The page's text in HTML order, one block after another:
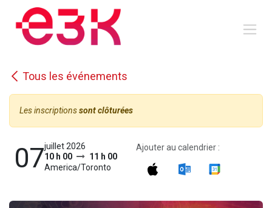
Se rendre au contenu
Tous les événements
Les inscriptionssont clôturées
07juillet 2026
10 h 00
11 h 00
America/Toronto
Ajouter au calendrier :